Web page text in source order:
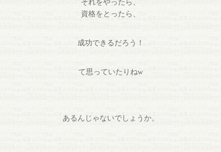
それをやったら、
資格をとったら、
成功できるだろう！
て思っていたりねw
あるんじゃないでしょうか。